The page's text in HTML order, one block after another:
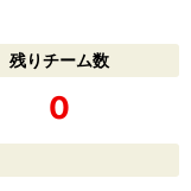
残りチーム数
0